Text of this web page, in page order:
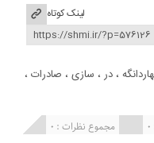
لینک کوتاه
،در ، سازی ، صادرات ،
مجموع نظرات : 0